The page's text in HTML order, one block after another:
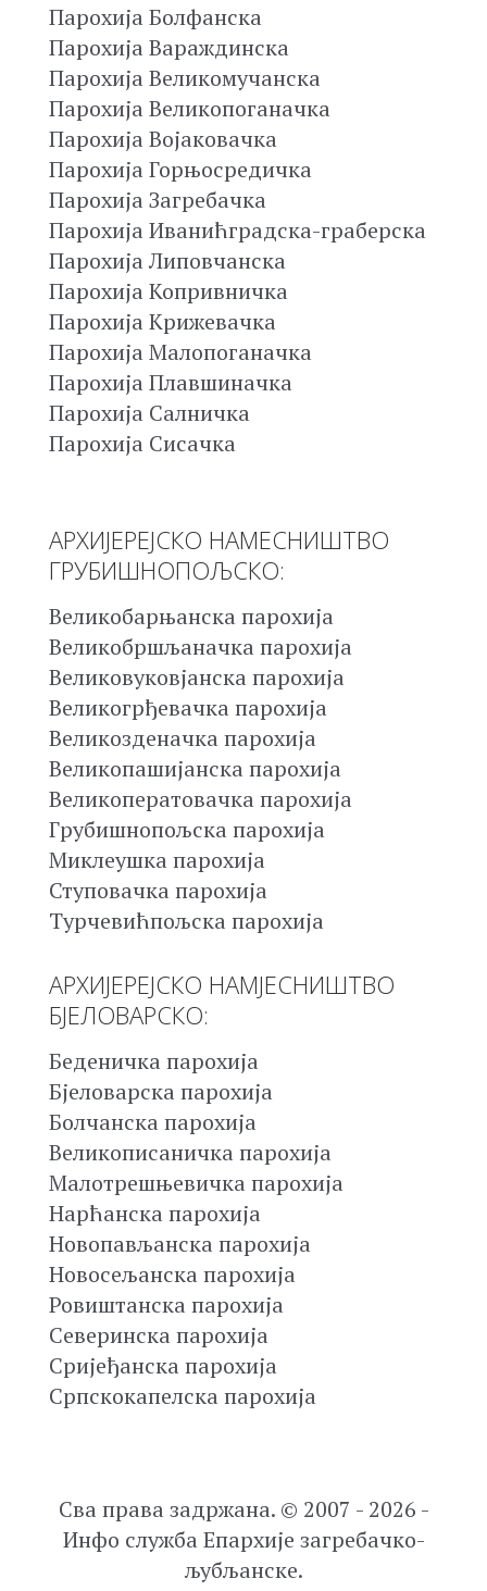
Парохија Болфанска
Парохија Вараждинска
Парохија Великомучанска
Парохија Великопоганачка
Парохија Војаковачка
Парохија Горњосредичка
Парохија Загребачка
Парохија Иванићградска-граберска
Парохија Липовчанска
Парохија Копривничка
Парохија Крижевачка
Парохија Малопоганачка
Парохија Плавшиначка
Парохија Салничка
Парохија Сисачка
АРХИЈЕРЕЈСКО НАМЕСНИШТВО
ГРУБИШНОПОЉСКО:
Великобарњанска парохија
Великобршљаначка парохија
Великовуковјанска парохија
Великогрђевачка парохија
Великозденачка парохија
Великопашијанска парохија
Великоператовачка парохија
Грубишнопољска парохија
Миклеушка парохија
Ступовачка парохија
Турчевићпољска парохија
АРХИЈЕРЕЈСКО НАМЈЕСНИШТВО
БЈЕЛОВАРСКО:
Беденичка парохија
Бјеловарска парохија
Болчанска парохија
Великописаничка парохија
Малотрешњевичка парохија
Нарћанска парохија
Новопављанска парохија
Новосељанска парохија
Ровиштанска парохија
Северинска парохија
Сријеђанска парохија
Српскокапелска парохија
Сва права задржана. © 2007 - 2026 -
Инфо служба Епархије загребачко-
љубљанске.